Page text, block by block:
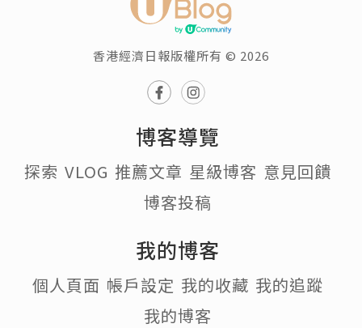
香港經濟日報版權所有 © 2026
博客導覽
探索 VLOG 推薦文章 星級博客 意見回饋
博客投稿
我的博客
個人頁面 帳戶設定 我的收藏 我的追蹤
我的博客